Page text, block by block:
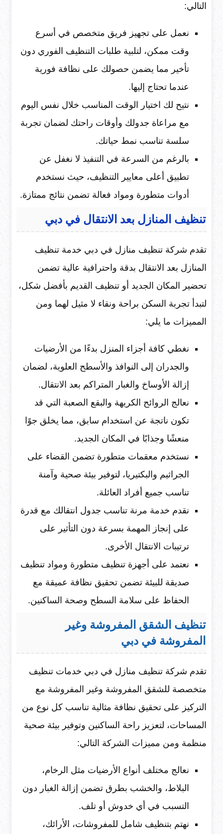
التالي:
نعمل على تجهيز فريق متخصص في أسرع
وقت ممكن، لتلبية طلبات التنظيف الفوري دون
تأخير مما يضمن حصولك على نظافة فورية
عندما تحتاج إليها.
نتيح لك اختيار الوقت المناسب خلال نفس اليوم
مع مراعاة جدولك وأوقات راحتك لضمان تجربة
سلسة تناسب نمط حياتك.
بالرغم من السرعة في التنفيذ لا نغفل عن
تطبيق أعلى معايير التنظيف، حيث نستخدم
أدوات متطورة ومواد فعالة تضمن نتائج ممتازة.
تنظيف المنازل بعد الانتقال في دبي
تقدم شركة تنظيف منازل في دبي خدمة تنظيف
المنازل بعد الانتقال بدقة واحترافية عالية تضمن
تحضير المكان الجديد أو تنظيف القديم بأفضل شكل،
لتبدأ تجربة السكن براحة ونقاء لا مثيل لهما ومن
المميزات ما يلي:
نغطي كافة أجزاء المنزل بدءًا من الأرضيات
والجدران إلى النوافذ والأسطح العلوية، لضمان
إزالة الأوساخ والغبار المتراكم بعد الانتقال.
نعالج الروائح الكريهة والبقع الصعبة التي قد
تكون ناتجة عن استخدام سابق، مما يخلق جوًا
منعشًا وجذابًا في المكان الجديد.
نستخدم معقمات متطورة تضمن القضاء على
الجراثيم والبكتيريا، لتوفير بيئة صحية وآمنة
تناسب جميع أفراد العائلة.
نقدم خدمة مرنة تناسب جدول انتقالك مع قدرة
على إنجاز المهمة بسرعة دون التأثير على
ترتيبات الانتقال الأخرى.
نعتمد على أجهزة تنظيف متطورة ومواد تنظيف
صديقة للبيئة تضمن تحقيق نظافة عميقة مع
الحفاظ على سلامة السطح وصحة الساكنين.
تنظيف الشقق المفروشة وغير
المفروشة في دبي
تقدم شركة تنظيف منازل في دبي خدمات تنظيف
متخصصة للشقق المفروشة وغير المفروشة مع
التركيز على تحقيق نظافة مثالية تناسب كل نوع من
المساحات، لتعزيز راحة الساكنين وتوفير بيئة صحية
منظمة ومن مميزات الشركة التالي:
نعالج مختلف أنواع الأرضيات مثل الرخام،
البلاط، والخشب بطرق تضمن إزالة الغبار دون
التسبب في أي خدوش أو تلف.
نهتم بتنظيف شامل للمفروشات، الأرائك،